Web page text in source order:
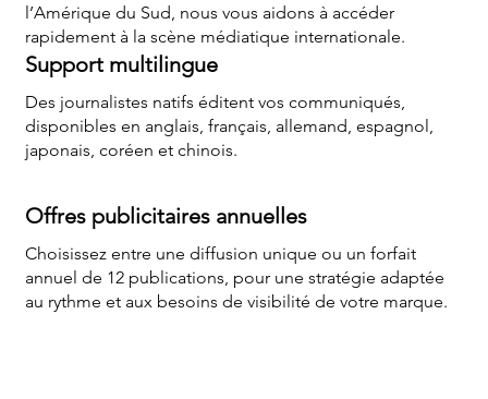
l’Amérique du Sud, nous vous aidons à accéder
rapidement à la scène médiatique internationale.
Support multilingue
Des journalistes natifs éditent vos communiqués,
disponibles en anglais, français, allemand, espagnol,
japonais, coréen et chinois.
Offres publicitaires annuelles
Choisissez entre une diffusion unique ou un forfait
annuel de 12 publications, pour une stratégie adaptée
au rythme et aux besoins de visibilité de votre marque.